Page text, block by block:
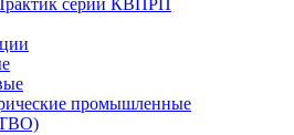
серии КВПРП
промышленные